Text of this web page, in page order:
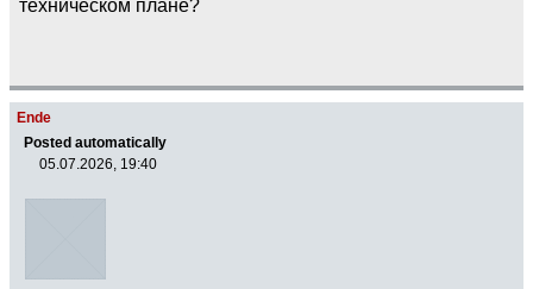
техническом плане?
Ende
Posted automatically
05.07.2026, 19:40